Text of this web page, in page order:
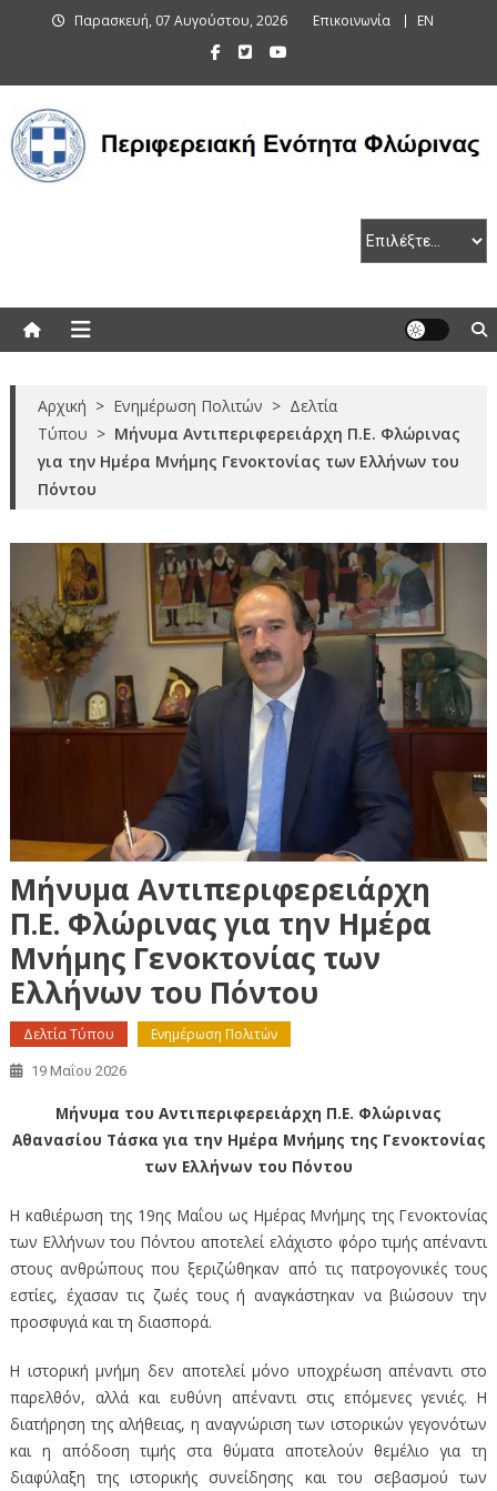
Παρασκευή, 07 Αυγούστου, 2026 Επικοινωνία EN
Αρχική > Ενημέρωση Πολιτών > Δελτία
Τύπου > Μήνυμα Αντιπεριφερειάρχη Π.Ε. Φλώρινας
για την Ημέρα Μνήμης Γενοκτονίας των Ελλήνων του
Πόντου
Μήνυμα Αντιπεριφερειάρχη
Π.Ε. Φλώρινας για την Ημέρα
Μνήμης Γενοκτονίας των
Ελλήνων του Πόντου
Δελτία Τύπου Ενημέρωση Πολιτών
19 Μαΐου 2026
Μήνυμα του Αντιπεριφερειάρχη Π.Ε. Φλώρινας
Αθανασίου Τάσκα για την Ημέρα Μνήμης της Γενοκτονίας
των Ελλήνων του Πόντου
Η καθιέρωση της 19ης Μαΐου ως Ημέρας Μνήμης της Γενοκτονίας
των Ελλήνων του Πόντου αποτελεί ελάχιστο φόρο τιμής απέναντι
στους ανθρώπους που ξεριζώθηκαν από τις πατρογονικές τους
εστίες, έχασαν τις ζωές τους ή αναγκάστηκαν να βιώσουν την
προσφυγιά και τη διασπορά.
Η ιστορική μνήμη δεν αποτελεί μόνο υποχρέωση απέναντι στο
παρελθόν, αλλά και ευθύνη απέναντι στις επόμενες γενιές. Η
διατήρηση της αλήθειας, η αναγνώριση των ιστορικών γεγονότων
και η απόδοση τιμής στα θύματα αποτελούν θεμέλιο για τη
διαφύλαξη της ιστορικής συνείδησης και του σεβασμού των